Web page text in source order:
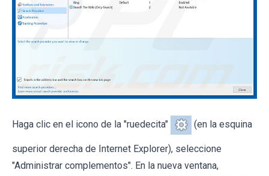
Haga clic en el icono de la "ruedecita" (en la esquina
superior derecha de Internet Explorer), seleccione
"Administrar complementos". En la nueva ventana,